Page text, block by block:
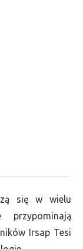
się w wielu
przypominają
Irsap Tesi